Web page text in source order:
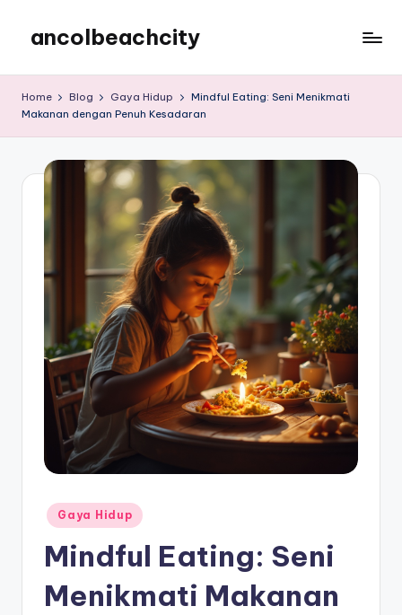
content
ancolbeachcity
Home Blog Gaya Hidup
Mindful Eating: Seni Menikmati
Makanan dengan Penuh Kesadaran
Posted
in
Gaya Hidup
Mindful Eating: Seni
Menikmati Makanan